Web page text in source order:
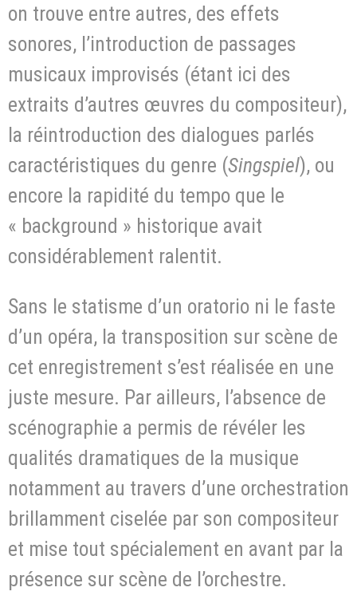
on trouve entre autres, des effets
sonores, l’introduction de passages
musicaux improvisés (étant ici des
extraits d’autres œuvres du compositeur),
la réintroduction des dialogues parlés
caractéristiques du genre (Singspiel), ou
encore la rapidité du tempo que le
« background » historique avait
considérablement ralentit.
Sans le statisme d’un oratorio ni le faste
d’un opéra, la transposition sur scène de
cet enregistrement s’est réalisée en une
juste mesure. Par ailleurs, l’absence de
scénographie a permis de révéler les
qualités dramatiques de la musique
notamment au travers d’une orchestration
brillamment ciselée par son compositeur
et mise tout spécialement en avant par la
présence sur scène de l’orchestre.